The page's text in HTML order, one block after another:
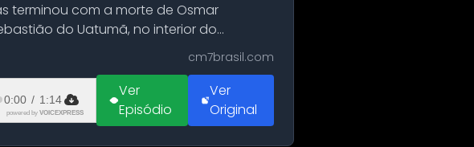
terminou com a morte de Osmar
do Uatumã, no interior do
cm7brasil.com
0:00 / 1:14
powered by VOICEXPRESS
Ver
Episódio
Ver
Original